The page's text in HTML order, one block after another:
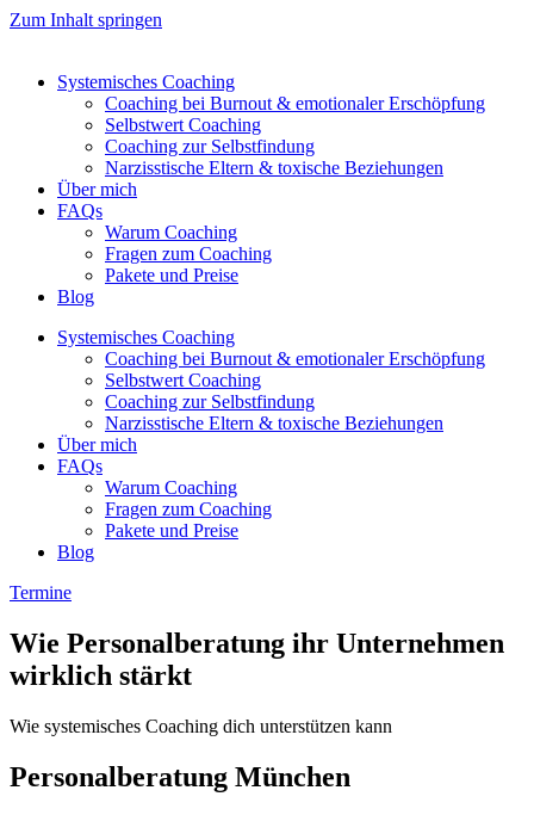
Zum Inhalt springen
Systemisches Coaching
Coaching bei Burnout & emotionaler Erschöpfung
Selbstwert Coaching
Coaching zur Selbstfindung
Narzisstische Eltern & toxische Beziehungen
Über mich
FAQs
Warum Coaching
Fragen zum Coaching
Pakete und Preise
Blog
Systemisches Coaching
Coaching bei Burnout & emotionaler Erschöpfung
Selbstwert Coaching
Coaching zur Selbstfindung
Narzisstische Eltern & toxische Beziehungen
Über mich
FAQs
Warum Coaching
Fragen zum Coaching
Pakete und Preise
Blog
Termine
Wie Personalberatung ihr Unternehmen
wirklich stärkt
Wie systemisches Coaching dich unterstützen kann
Personalberatung München